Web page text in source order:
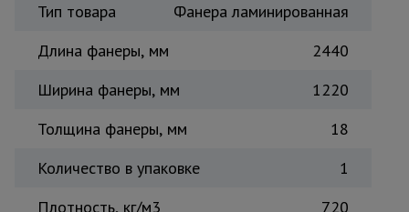
металлообработка
Тип товара
Фанера ламинированная
Длина фанеры, мм
2440
Ширина фанеры, мм
1220
Толщина фанеры, мм
18
Количество в упаковке
1
Плотность, кг/м3
720